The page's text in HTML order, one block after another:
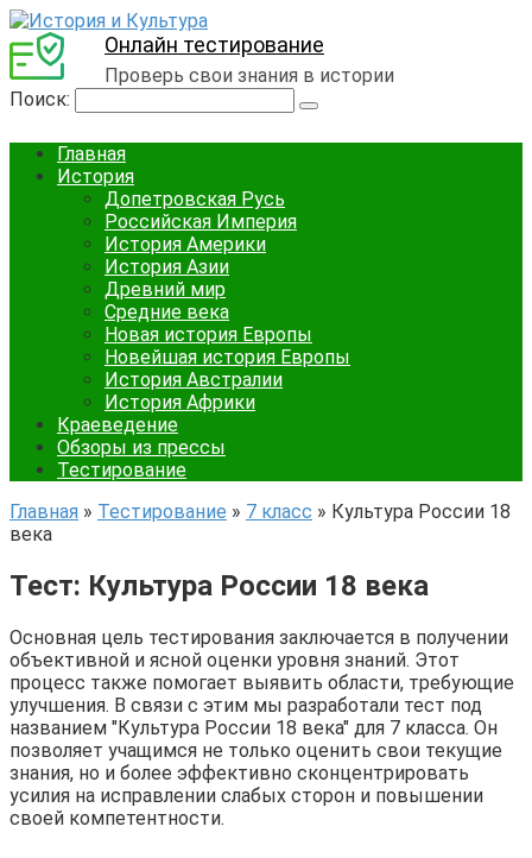
Онлайн тестирование
Проверь свои знания в истории
Поиск:
Главная
История
Допетровская Русь
Российская Империя
История Америки
История Азии
Древний мир
Средние века
Новая история Европы
Новейшая история Европы
История Австралии
История Африки
Краеведение
Обзоры из прессы
Тестирование
Главная » Тестирование » 7 класс » Культура России 18
века
Тест: Культура России 18 века
Основная цель тестирования заключается в получении
объективной и ясной оценки уровня знаний. Этот
процесс также помогает выявить области, требующие
улучшения. В связи с этим мы разработали тест под
названием "Культура России 18 века" для 7 класса. Он
позволяет учащимся не только оценить свои текущие
знания, но и более эффективно сконцентрировать
усилия на исправлении слабых сторон и повышении
своей компетентности.